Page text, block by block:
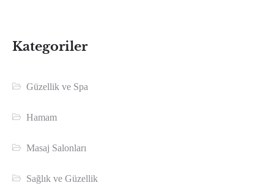
Kategoriler
Güzellik ve Spa
Hamam
Masaj Salonları
Sağlık ve Güzellik